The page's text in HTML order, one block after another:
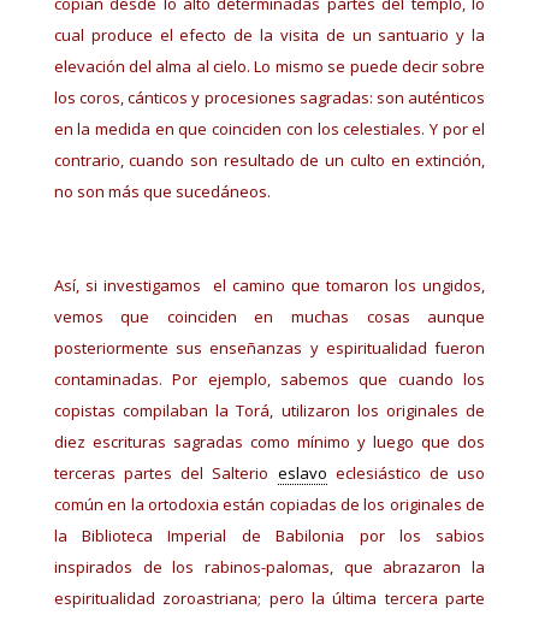
cual produce el efecto de la visita de un santuario y la
elevación del alma al cielo. Lo mismo se puede decir sobre
los coros, cánticos y procesiones sagradas: son auténticos
en la medida en que coinciden con los celestiales. Y por el
contrario, cuando son resultado de un culto en extinción,
no son más que sucedáneos.
Así, si investigamos el camino que tomaron los ungidos,
vemos que coinciden en muchas cosas aunque
posteriormente sus enseñanzas y espiritualidad fueron
contaminadas. Por ejemplo, sabemos que cuando los
copistas compilaban la Torá, utilizaron los originales de
diez escrituras sagradas como mínimo y luego que dos
terceras partes del Salterio eslavo eclesiástico de uso
común en la ortodoxia están copiadas de los originales de
la Biblioteca Imperial de Babilonia por los sabios
inspirados de los rabinos-palomas, que abrazaron la
espiritualidad zoroastriana; pero la última tercera parte